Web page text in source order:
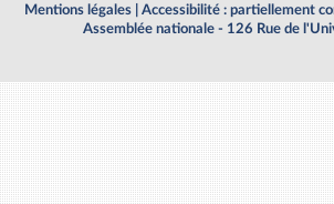
Mentions légales
Accessibilité : partiellement
Assemblée nationale - 126 Rue de